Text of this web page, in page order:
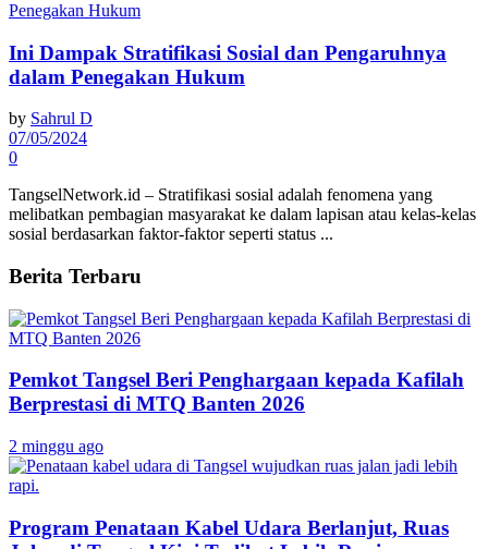
Ini Dampak Stratifikasi Sosial dan Pengaruhnya
dalam Penegakan Hukum
by Sahrul D
07/05/2024
0
TangselNetwork.id – Stratifikasi sosial adalah fenomena yang
melibatkan pembagian masyarakat ke dalam lapisan atau kelas-kelas
sosial berdasarkan faktor-faktor seperti status ...
Berita Terbaru
Pemkot Tangsel Beri Penghargaan kepada Kafilah
Berprestasi di MTQ Banten 2026
2 minggu ago
Program Penataan Kabel Udara Berlanjut, Ruas